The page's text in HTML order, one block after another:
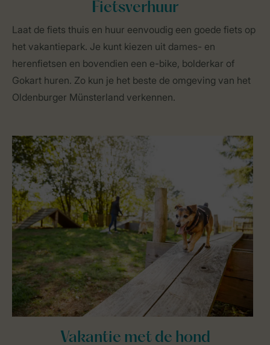
Fietsverhuur
Laat de fiets thuis en huur eenvoudig een goede fiets op
het vakantiepark. Je kunt kiezen uit dames- en
herenfietsen en bovendien een e-bike, bolderkar of
Gokart huren. Zo kun je het beste de omgeving van het
Oldenburger Münsterland verkennen.
Vakantie met de hond